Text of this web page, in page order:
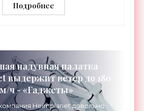
Подробнее
надувная палатка
выдержит ветер до 180
ч - «Гаджеты»
Heimplanet довольно